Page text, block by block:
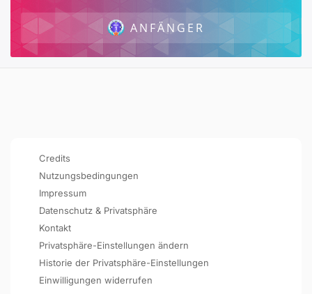
ANFÄNGER
Credits
Nutzungsbedingungen
Impressum
Datenschutz & Privatsphäre
Kontakt
Privatsphäre-Einstellungen ändern
Historie der Privatsphäre-Einstellungen
Einwilligungen widerrufen